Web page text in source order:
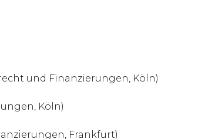
und Finanzierungen, Köln)
Köln)
Frankfurt)